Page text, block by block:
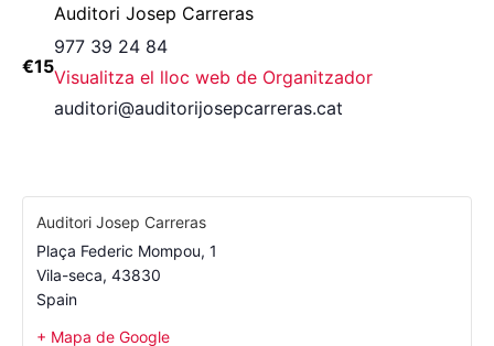
€15
Auditori Josep Carreras
977 39 24 84
Visualitza el lloc web de Organitzador
auditori@auditorijosepcarreras.cat
Auditori Josep Carreras
Plaça Federic Mompou, 1
Vila-seca, 43830
Spain
+ Mapa de Google